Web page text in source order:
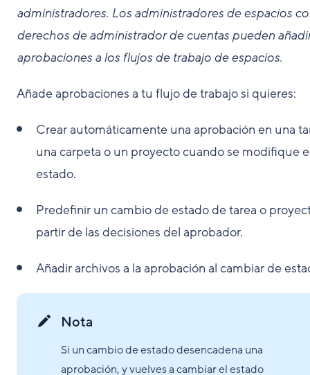
administradores. Los administradores de espacios
derechos de administrador de cuentas pueden
aprobaciones a los flujos de trabajo de espacios.
Añade aprobaciones a tu flujo de trabajo si quieres:
Crear automáticamente una aprobación en una
una carpeta o un proyecto cuando se modifique
estado.
Predefinir un cambio de estado de tarea o
partir de las decisiones del aprobador.
Añadir archivos a la aprobación al cambiar de
Nota
Si un cambio de estado desencadena una
aprobación, y vuelves a cambiar el estado